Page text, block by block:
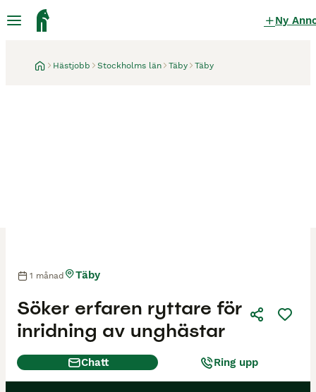
Ny
Hästjobb Stockholms län Täby Täby
Söker erfaren ryttare för
inridning av unghästar
1 månad Täby
Chatt Ring upp